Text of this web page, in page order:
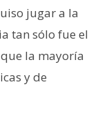
jugar a la
tan sólo fue el
la mayoría
y de